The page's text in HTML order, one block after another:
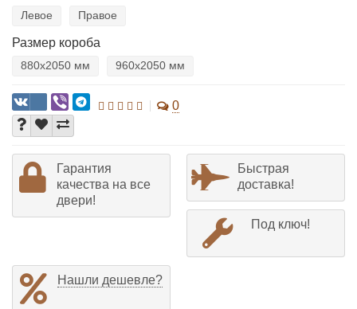
Левое Правое
Размер короба
880х2050 мм 960х2050 мм
0
Гарантия
качества на все
двери!
Быстрая
доставка!
Под ключ!
Нашли дешевле?